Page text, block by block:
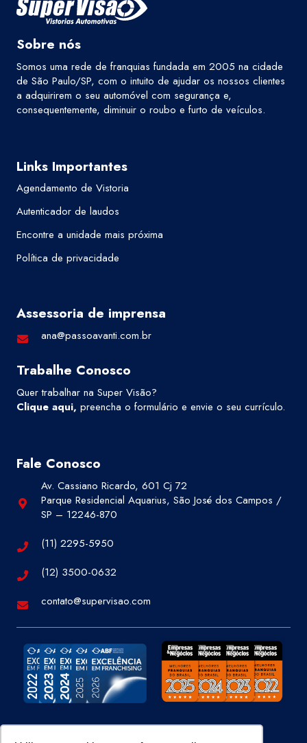
Sobre nós
Somos uma rede de franquias fundada em 2005 na cidade
de São Paulo/SP, com o intuito de ajudar os nossos clientes
a adquirirem o seu automóvel com segurança e,
consequentemente, diminuir o roubo e furto de veículos.
Links Importantes
Agendamento de Vistoria
Autenticador de laudos
Encontre a unidade mais próxima
Política de privacidade
Assessoria de imprensa
ana@passoavanti.com.br
Trabalhe Conosco
Quer trabalhar na Super Visão?
Clique aqui, preencha o formulário e envie o seu currículo.
Fale Conosco
Av. Cassiano Ricardo, 601 Cj 72
Parque Residencial Aquarius, São José dos Campos /
SP – 12246-870
(11) 2295-5950
(12) 3500-0632
contato@supervisao.com